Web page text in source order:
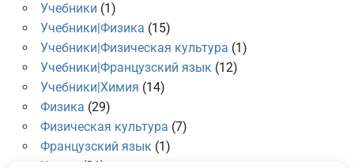
Учебники (1)
Учебники|Физика (15)
Учебники|Физическая культура (1)
Учебники|Французский язык(12)
Учебники|Химия (14)
Физика (29)
Физическая культура (7)
Французский язык(1)